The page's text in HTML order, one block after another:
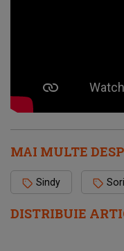
DISTRIBUIE
MAI MULTE
Sindy